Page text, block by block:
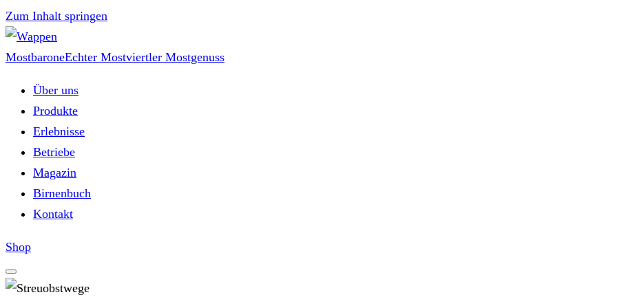
Zum Inhalt springen
MostbaroneEchter Mostviertler Mostgenuss
Über uns
Produkte
Erlebnisse
Betriebe
Magazin
Birnenbuch
Kontakt
Shop